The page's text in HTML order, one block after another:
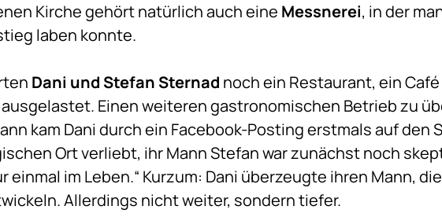
Kirche gehört natürlich auch eine Messnerei, in der
laben konnte.
Dani und Stefan Sternad noch ein Restaurant, ein
Einen weiteren gastronomischen Betrieb zu
kam Dani durch ein Facebook-Posting erstmals auf den
Ort verliebt, ihr Mann Stefan war zunächst noch
einmal im Leben.“ Kurzum: Dani überzeugte ihren Mann,
Allerdings nicht weiter, sondern tiefer.